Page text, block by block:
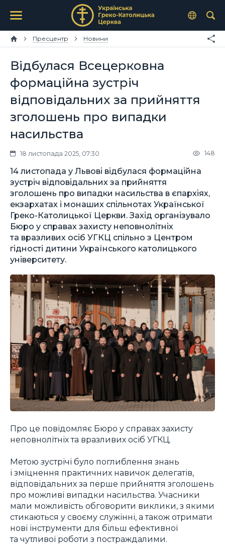
Пресцентр Новини
Відбулася Всецерковна
формаційна зустріч
відповідальних за прийняття
зголошень про випадки
насильства
18 листопада 2025, 07:30 148
14 листопада у Львові відбулася формаційна
зустріч відповідальних за прийняття
зголошень про випадки насильства в єпархіях,
екзархатах і монаших спільнотах Української
Греко-Католицької Церкви. Захід організувало
Бюро у справах захисту неповнолітніх
та вразливих осіб УГКЦ спільно з Центром
гідності дитини Українського католицького
університету.
Про це повідомляє Бюро у справах захисту
неповнолітніх та вразливих осіб УГКЦ.
Метою зустрічі було поглиблення знань
і зміцнення практичних навичок делегатів,
відповідальних за перше прийняття зголошень
про можливі випадки насильства. Учасники
мали можливість обговорити виклики, з якими
стикаються у своєму служінні, а також отримати
нові інструменти для більш ефективної
та чутливої роботи з постраждалими.